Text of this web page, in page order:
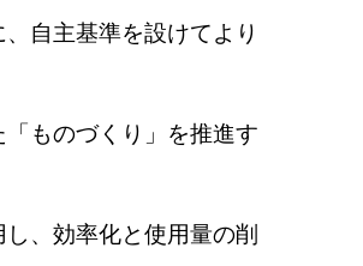
自主基準を設けてより
ものづくり」を推進す
、効率化と使用量の削